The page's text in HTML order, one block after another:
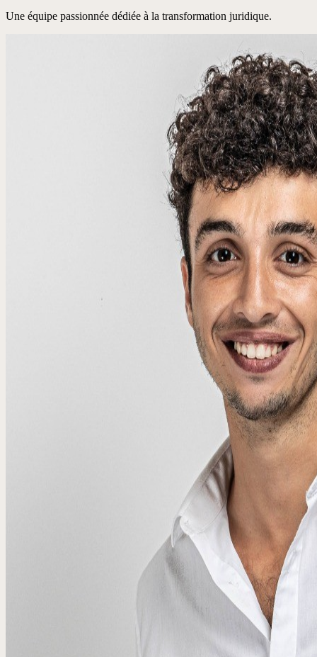
Une équipe passionnée dédiée à la transformation juridique.